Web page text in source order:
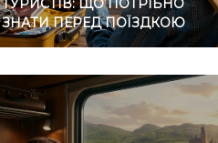
ТУРИСТІВ: ЩО ПОТРІБНО
ЗНАТИ ПЕРЕД ПОЇЗДКОЮ